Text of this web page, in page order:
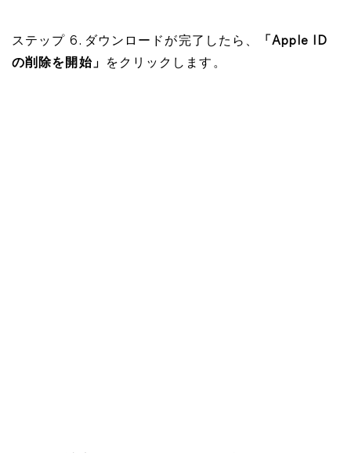
ステップ 6. ダウンロードが完了したら、
「Apple ID
の削除を開始」
をクリックします。